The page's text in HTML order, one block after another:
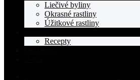
Liečivé byliny
Okrasné rastliny
Úžitkové rastliny
Recepty